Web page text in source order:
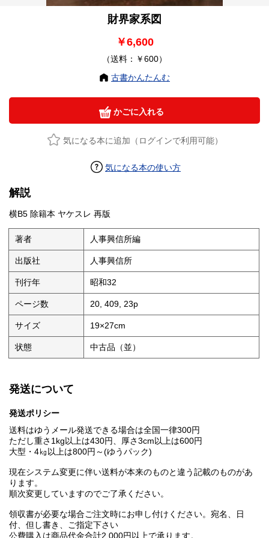
財界家系図
￥6,600
（送料：￥600）
古書かんたんむ
かごに入れる
気になる本に追加（ログインで利用可能）
気になる本の使い方
解説
横B5 除籍本 ヤケスレ 再版
著者 人事興信所編
出版社 人事興信所
刊行年 昭和32
ページ数 20, 409, 23p
サイズ 19×27cm
状態 中古品（並）
発送について
発送ポリシー
送料はゆうメール発送できる場合は全国一律300円
ただし重さ1kg以上は430円、厚さ3cm以上は600円
大型・4㎏以上は800円～(ゆうパック)
現在システム変更に伴い送料が本来のものと違う記載のものがあ
ります。
順次変更していますのでご了承ください。
領収書が必要な場合ご注文時にお申し付けください。宛名、日
付、但し書き、ご指定下さい
公費購入は商品代金合計2,000円以上で承ります。